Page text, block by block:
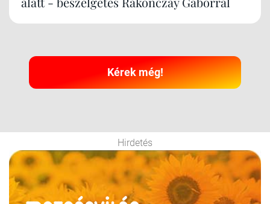
Kérek még!
Hirdetés